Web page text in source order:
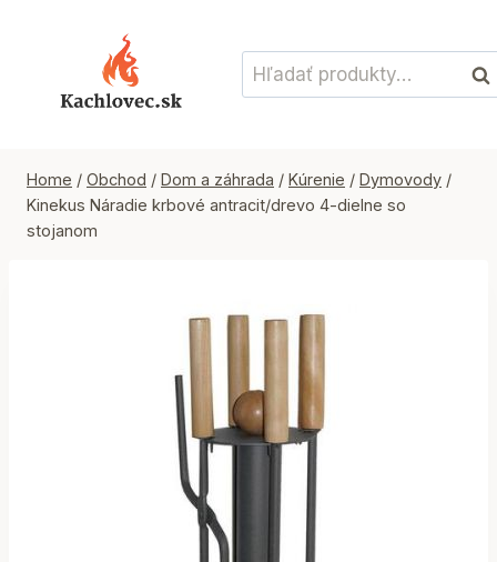
Hľadať:
Home / Obchod / Dom a záhrada / Kúrenie / Dymovody /
Kinekus Náradie krbové antracit/drevo 4-dielne so
stojanom